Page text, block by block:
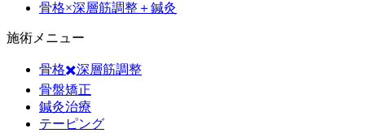
骨格×深層筋調整＋鍼灸
施術メニュー
骨格✖️深層筋調整
骨盤矯正
鍼灸治療
テーピング